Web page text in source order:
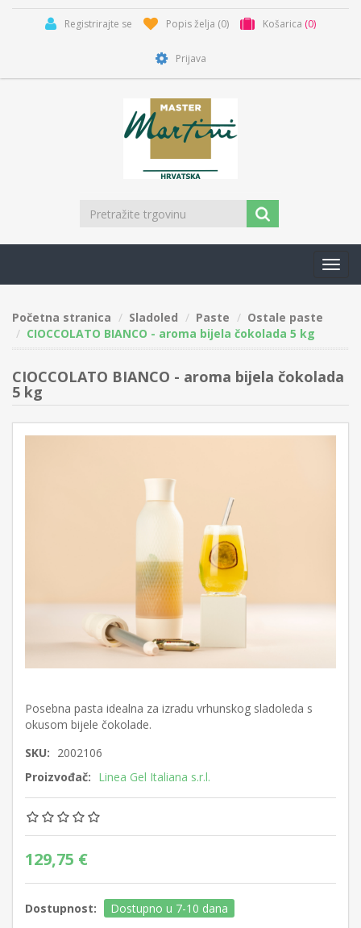
Registrirajte se Popis želja (0) Košarica (0)
Prijava
Početna stranica Sladoled Paste
Ostale paste
CIOCCOLATO BIANCO - aroma bijela čokolada 5 kg
CIOCCOLATO BIANCO - aroma bijela čokolada
5 kg
Posebna pasta idealna za izradu vrhunskog sladoleda s
okusom bijele čokolade.
SKU: 2002106
Proizvođač: Linea Gel Italiana s.r.l.
129,75 €
Dostupnost: Dostupno u 7-10 dana